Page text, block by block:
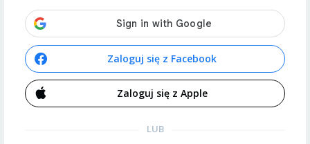
Zaloguj się z Facebook
Zaloguj się z Apple
LUB